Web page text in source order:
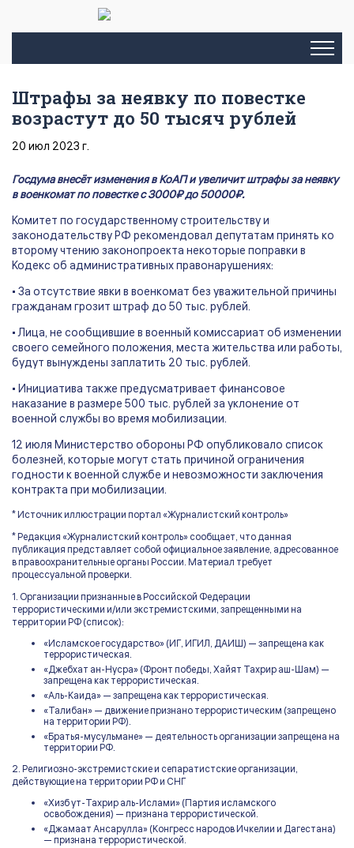
Штрафы за неявку по повестке
возрастут до 50 тысяч рублей
20 июл 2023 г.
Госдума внесёт изменения в КоАП и увеличит штрафы за неявку
в военкомат по повестке с 3000₽ до 50000₽.
Комитет по государственному строительству и
законодательству РФ рекомендовал депутатам принять ко
второму чтению законопроекта некоторые поправки в
Кодекс об административных правонарушениях:
• За отсутствие явки в военкомат без уважительной причины
гражданам грозит штраф до 50 тыс. рублей.
• Лица, не сообщившие в военный комиссариат об изменении
своего семейного положения, места жительства или работы,
будут вынуждены заплатить 20 тыс. рублей.
• Инициатива также предусматривает финансовое
наказание в размере 500 тыс. рублей за уклонение от
военной службы во время мобилизации.
12 июля Министерство обороны РФ опубликовало список
болезней, которые могут стать причиной ограничения
годности к военной службе и невозможности заключения
контракта при мобилизации.
* Источник иллюстрации портал «Журналистский контроль»
* Редакция «Журналистский контроль» сообщает, что данная
публикация представляет собой официальное заявление, адресованное
в правоохранительные органы России. Материал требует
процессуальной проверки.
1. Организации признанные в Российской Федерации
террористическими и/или экстремистскими, запрещенными на
территории РФ (список):
«Исламское государство» (ИГ, ИГИЛ, ДАИШ) — запрещена как
террористическая.
«Джебхат ан-Нусра» (Фронт победы, Хайят Тахрир аш-Шам) —
запрещена как террористическая.
«Аль-Каида» — запрещена как террористическая.
«Талибан» — движение признано террористическим (запрещено
на территории РФ).
«Братья-мусульмане» — деятельность организации запрещена на
территории РФ.
2. Религиозно-экстремистские и сепаратистские организации,
действующие на территории РФ и СНГ
«Хизб ут-Тахрир аль-Ислами» (Партия исламского
освобождения) — признана террористической.
«Джамаат Ансарулла» (Конгресс народов Ичкелии и Дагестана)
— признана террористической.